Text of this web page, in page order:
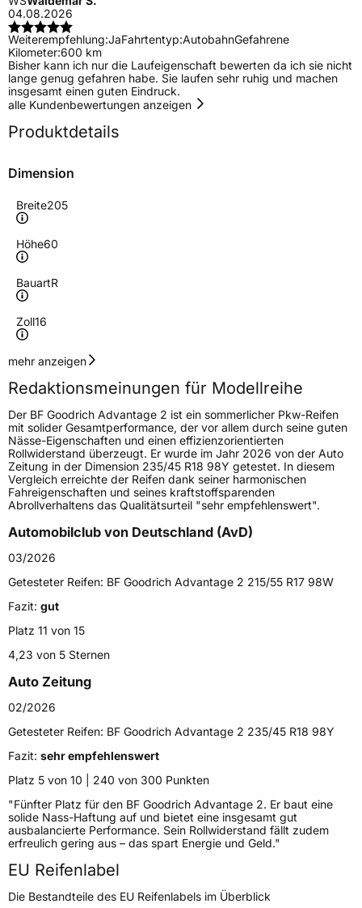
04.08.2026
Weiterempfehlung:JaFahrtentyp:AutobahnGefahrene
Kilometer:600 km
Bisher kann ich nur die Laufeigenschaft bewerten da ich sie nicht
lange genug gefahren habe. Sie laufen sehr ruhig und machen
insgesamt einen guten Eindruck.
alle Kundenbewertungen anzeigen
Produktdetails
Dimension
Breite205
Höhe60
BauartR
Zoll16
Geschwindigkeitsindex
Höchstgeschwindigkeit
240 km/h
Lastindex96
Höchstlast710 kg
Generelle Merkmale
FahrzeugtypPKW
Verwendung
Modellname Advantage 2
Fahrzeugart
Weitere Eigenschaften
SchlauchtypTL
VerstärktXL
EU Label
EffizienzB
NasshaftungA
mehr anzeigen
Redaktionsmeinungen für Modellreihe
Der BF Goodrich Advantage 2 ist ein sommerlicher Pkw-Reifen
mit solider Gesamtperformance, der vor allem durch seine guten
Nässe-Eigenschaften und einen effizienzorientierten
Rollwiderstand überzeugt. Er wurde im Jahr 2026 von der Auto
Zeitung in der Dimension 235/45 R18 98Y getestet. In diesem
Vergleich erreichte der Reifen dank seiner harmonischen
Fahreigenschaften und seines kraftstoffsparenden
Abrollverhaltens das Qualitätsurteil "sehr empfehlenswert".
Automobilclub von Deutschland (AvD)
03/2026
Getesteter Reifen: BF Goodrich Advantage 2 215/55 R17 98W
Fazit: gut
Platz 11 von 15
4,23 von 5 Sternen
Auto Zeitung
02/2026
Getesteter Reifen: BF Goodrich Advantage 2 235/45 R18 98Y
Fazit: sehr empfehlenswert
Platz 5 von 10 | 240 von 300 Punkten
"Fünfter Platz für den BF Goodrich Advantage 2. Er baut eine
solide Nass-Haftung auf und bietet eine insgesamt gut
ausbalancierte Performance. Sein Rollwiderstand fällt zudem
erfreulich gering aus – das spart Energie und Geld."
EU Reifenlabel
Die Bestandteile des EU Reifenlabels im Überblick